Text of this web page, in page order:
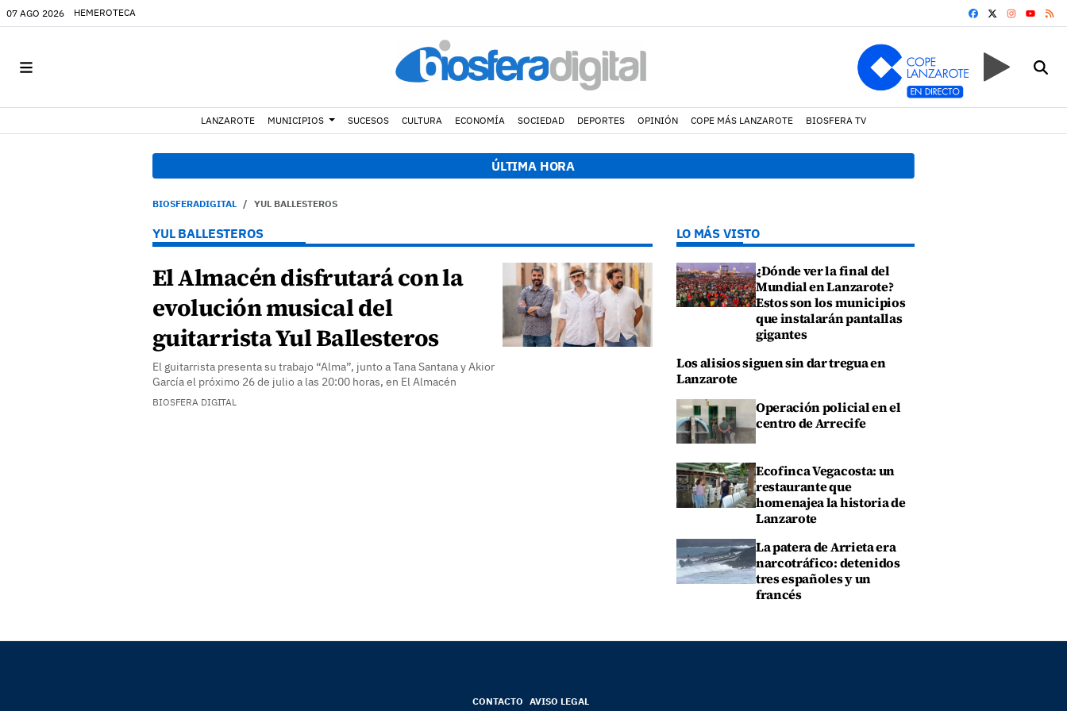
07 AGO 2026 HEMEROTECA FACEBOOK
YOUTUBE
LANZAROTE MUNICIPIOS SUCESOS CULTURA ECONOMÍA SOCIEDAD DEPORTES OPINIÓN COPE MÁS LANZAROTE BIOSFERA TV
ÚLTIMA HORA
El alcalde de Arrecife colabora para sofocar un incendio en una vivienda de Playa Honda
BIOSFERADIGITAL YUL BALLESTEROS
YUL BALLESTEROS
El Almacén disfrutará con la
evolución musical del
guitarrista Yul Ballesteros
El guitarrista presenta su trabajo “Alma”, junto a Tana Santana y Akior
García el próximo 26 de julio a las 20:00 horas, en El Almacén
BIOSFERA DIGITAL
LO MÁS VISTO
¿Dónde ver la final del
Mundial en Lanzarote?
Estos son los municipios
que instalarán pantallas
gigantes
Los alisios siguen sin dar tregua en
Lanzarote
Operación policial en el
centro de Arrecife
Ecofinca Vegacosta: un
restaurante que
homenajea la historia de
Lanzarote
La patera de Arrieta era
narcotráfico: detenidos
tres españoles y un
francés
CONTACTO AVISO LEGAL